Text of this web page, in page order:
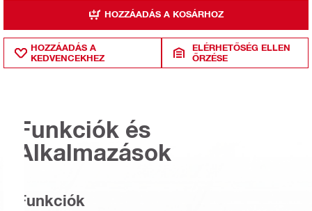
HOZZÁADÁS A KOSÁRHOZ
HOZZÁADÁS A
KEDVENCEKHEZ
ELÉRHETŐSÉG ELLEN
ŐRZÉSE
Funkciók és
Alkalmazások
Funkciók